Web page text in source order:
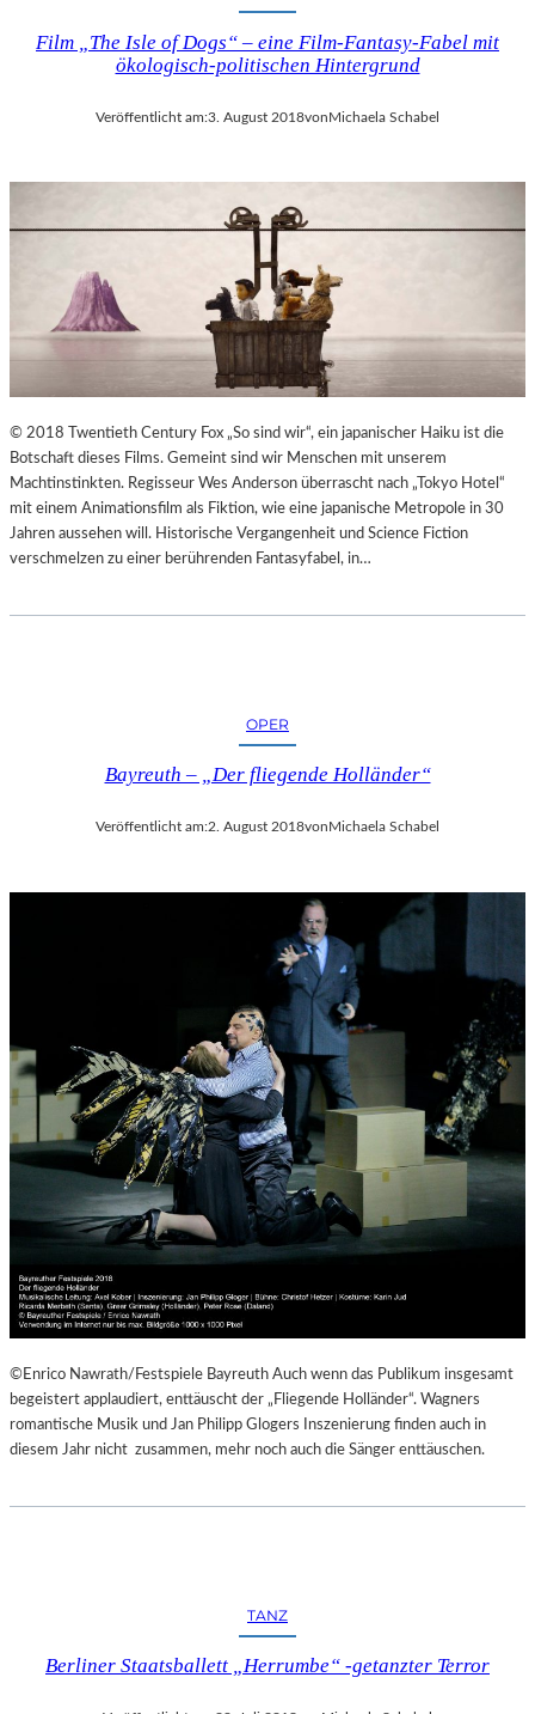
Film „The Isle of Dogs“ – eine Film-Fantasy-Fabel mit
ökologisch-politischen Hintergrund
Veröffentlicht am:3. August 2018vonMichaela Schabel
© 2018 Twentieth Century Fox „So sind wir“, ein japanischer Haiku ist die
Botschaft dieses Films. Gemeint sind wir Menschen mit unserem
Machtinstinkten. Regisseur Wes Anderson überrascht nach „Tokyo Hotel“
mit einem Animationsfilm als Fiktion, wie eine japanische Metropole in 30
Jahren aussehen will. Historische Vergangenheit und Science Fiction
verschmelzen zu einer berührenden Fantasyfabel, in…
OPER
Bayreuth – „Der fliegende Holländer“
Veröffentlicht am:2. August 2018von Michaela Schabel
©Enrico Nawrath/Festspiele Bayreuth Auch wenn das Publikum insgesamt
begeistert applaudiert, enttäuscht der „Fliegende Holländer“. Wagners
romantische Musik und Jan Philipp Glogers Inszenierung finden auch in
diesem Jahr nicht zusammen, mehr noch auch die Sänger enttäuschen.
TANZ
Berliner Staatsballett „Herrumbe“ -getanzter Terror